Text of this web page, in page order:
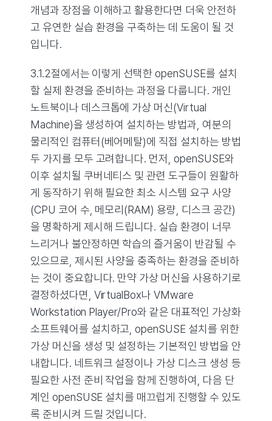
개념과 장점을 이해하고 활용한다면 더욱 안전하
고 유연한 실습 환경을 구축하는 데 도움이 될 것
입니다.
3.1.2절에서는 이렇게 선택한 openSUSE를 설치
할 실제 환경을 준비하는 과정을 다룹니다. 개인
노트북이나 데스크톱에 가상 머신(Virtual
Machine)을 생성하여 설치하는 방법과, 여분의
물리적인 컴퓨터(베어메탈)에 직접 설치하는 방법
두 가지를 모두 고려합니다. 먼저, openSUSE와
이후 설치될 쿠버네티스 및 관련 도구들이 원활하
게 동작하기 위해 필요한 최소 시스템 요구 사양
(CPU 코어 수, 메모리(RAM) 용량, 디스크 공간)
을 명확하게 제시해 드립니다. 실습 환경이 너무
느리거나 불안정하면 학습의 즐거움이 반감될 수
있으므로, 제시된 사양을 충족하는 환경을 준비하
는 것이 중요합니다. 만약 가상 머신을 사용하기로
결정하셨다면, VirtualBox나 VMware
Workstation Player/Pro와 같은 대표적인 가상화
소프트웨어를 설치하고, openSUSE 설치를 위한
가상 머신을 생성 및 설정하는 기본적인 방법을 안
내합니다. 네트워크 설정이나 가상 디스크 생성 등
필요한 사전 준비 작업을 함께 진행하여, 다음 단
계인 openSUSE 설치를 매끄럽게 진행할 수 있도
록 준비시켜 드릴 것입니다.